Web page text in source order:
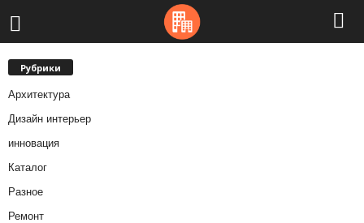
Рубрики
Архитектура
Дизайн интерьер
инновация
Каталог
Разное
Ремонт